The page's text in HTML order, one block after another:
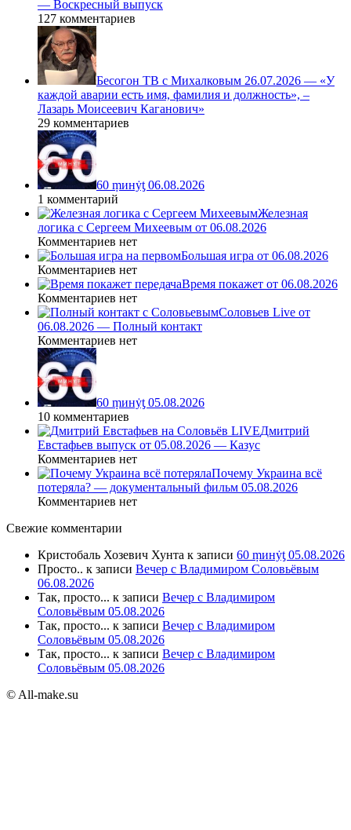
— Воскресный выпуск
127 комментариев
Бесогон ТВ с Михалковым 26.07.2026 — «У
каждой аварии есть имя, фамилия и должность», –
Лазарь Моисеевич Каганович»
29 комментариев
60 ṃинẏƫ 06.08.2026
1 комментарий
Железная
логика с Сергеем Михеевым от 06.08.2026
Комментариев нет
Большая игра от 06.08.2026
Комментариев нет
Время покажет от 06.08.2026
Комментариев нет
Соловьев Live от
06.08.2026 — Полный контакт
Комментариев нет
60 ṃинẏƫ 05.08.2026
10 комментариев
Дмитрий
Евстафьев выпуск от 05.08.2026 — Казус
Комментариев нет
Почему Украина всё
потеряла? — документальный фильм 05.08.2026
Комментариев нет
Свежие комментарии
Кристобаль Хозевич Хунта к записи 60 ṃинẏƫ 05.08.2026
Просто.. к записи Вечер с Владимиром Соловьёвым
06.08.2026
Так, просто... к записи Вечер с Владимиром
Соловьёвым 05.08.2026
Так, просто... к записи Вечер с Владимиром
Соловьёвым 05.08.2026
Так, просто... к записи Вечер с Владимиром
Соловьёвым 05.08.2026
© All-make.su